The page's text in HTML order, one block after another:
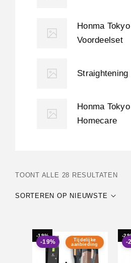
Honma Tokyo
Voordeelset
Straightening
Honma Tokyo
Homecare
TOONT ALLE 28 RESULTATEN
SORTEREN OP NIEUWSTE
-19%
Tijdelijke
aanbieding
-19%
-
-